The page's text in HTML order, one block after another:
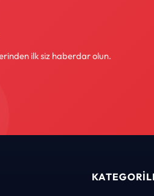
ilk siz haberdar olun.